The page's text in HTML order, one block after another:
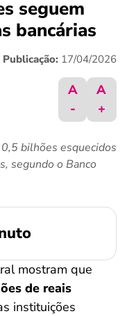
seguem
bancárias
Publicação: 17/04/2026
A
-
A
+
bilhões esquecidos
segundo o Banco
mostram que
de reais
instituições